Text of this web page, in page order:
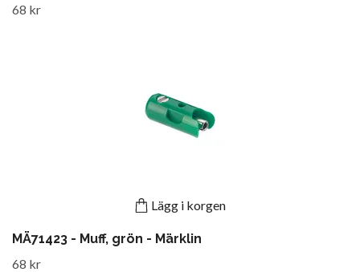
68 kr
Lägg i korgen
MÄ71423 - Muff, grön - Märklin
68 kr